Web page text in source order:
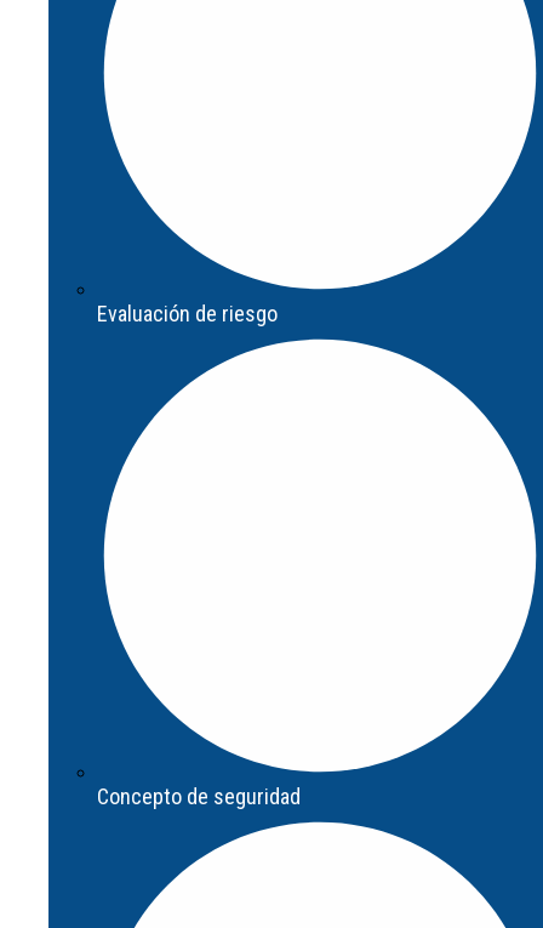
Evaluación de riesgo
Concepto de seguridad
Evaluación de riesgo
Concepto de seguridad